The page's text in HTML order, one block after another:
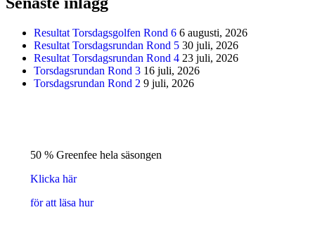
Resultat Torsdagsgolfen Rond 6 6 augusti, 2026
Resultat Torsdagsrundan Rond 5 30 juli, 2026
Resultat Torsdagsrundan Rond 4 23 juli, 2026
Torsdagsrundan Rond 3 16 juli, 2026
Torsdagsrundan Rond 2 9 juli, 2026
50 % Greenfee hela säsongen
Klicka här
för att läsa hur